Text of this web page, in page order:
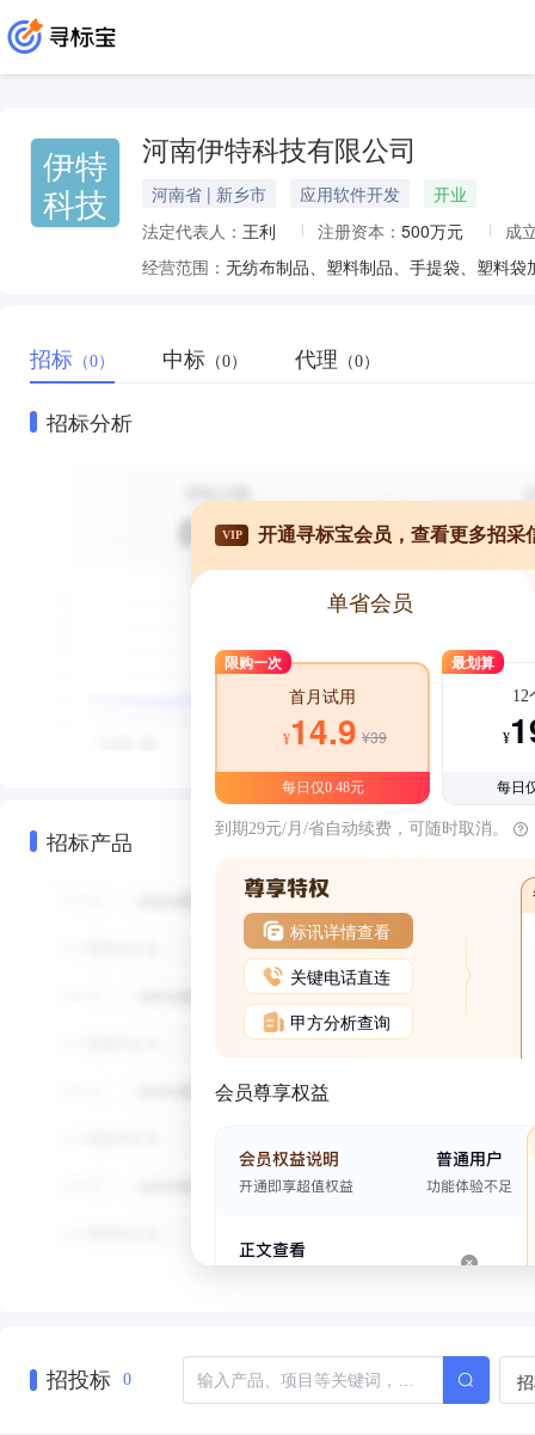
伊特
科技
河南伊特科技有限公司
河南省 | 新乡市 应用软件开发
开业
法定代表人： 王利 注册资本： 500万元
成
经营范围： 无纺布制品、塑料制品、手提袋、塑料
招标 （0） 中标 （0） 代理 （0）
招标分析
招标产品
VIP 开通寻标宝会员，查看更多招采
单省会员
限购一次
首月试用
¥14.9 ¥39
每日仅0.48元
最划算
12
¥
每日
到期29元/月/省自动续费，可随时取消。
标讯详情查看
关键电话直连
甲方分析查询
会员尊享权益
招投标 0